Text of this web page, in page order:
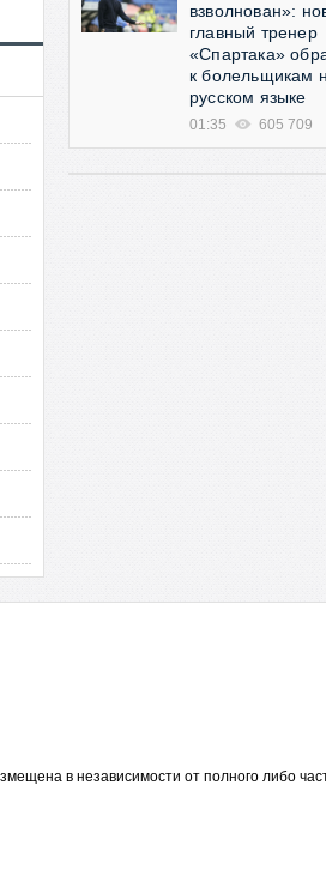
взволнован»:
главный тренер
«Спартака»
к болельщикам
русском языке
01:35 605 709
в независимости от полного либо